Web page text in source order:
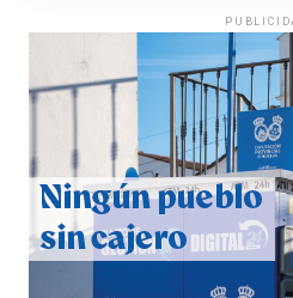
CUARTA CORRIDA DE LAS
2026
hace 6 días·Huelvatv